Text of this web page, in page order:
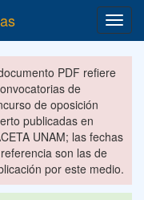
PDF refiere
de
de oposición
publicadas en
UNAM; las fechas
son las de
por este medio.